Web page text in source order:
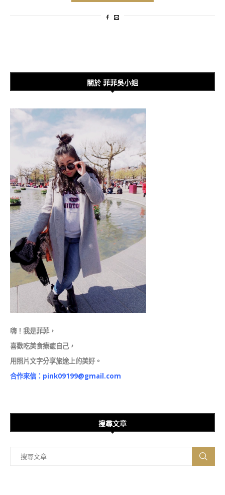
關於 菲菲吳小姐
嗨！我是菲菲，
喜歡吃美食療癒自己，
用照片文字分享旅途上的美好。
合作來信： pink09199@gmail.com
搜尋文章